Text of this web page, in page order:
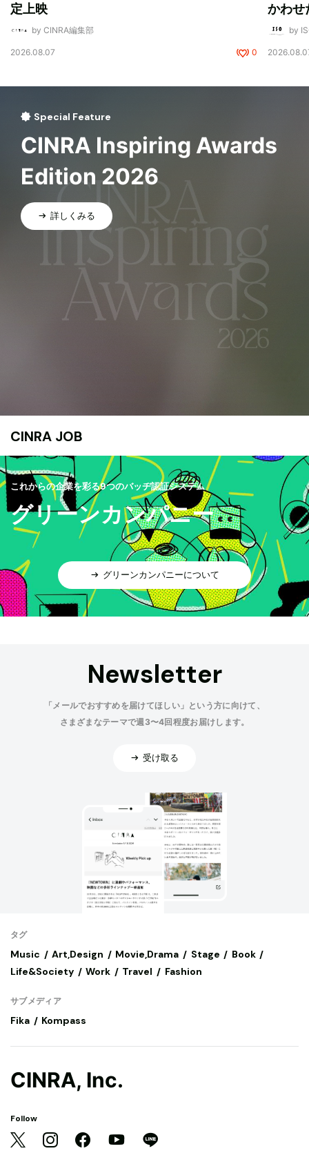
定上映
by CINRA編集部
2026.08.07 0
かわせ
by
Special Feature
CINRA Inspiring Awards
Edition 2026
詳しくみる
CINRA JOB
これからの企業を彩る9つのバッヂ認証システム
グリーンカンパニー
グリーンカンパニーについて
Newsletter
「メールでおすすめを届けてほしい」という方に向けて、
さまざまなテーマで週3〜4回程度お届けします。
受け取る
タグ
Music Art,Design Movie,Drama Stage
Book
Life&Society
Work Travel Fashion
サブメディア
Fika Kompass
CINRA, Inc.
Follow